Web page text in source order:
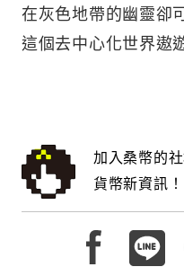
在灰色地帶的幽靈卻
這個去中心化世界遨
加入桑幣的
貨幣新資訊！